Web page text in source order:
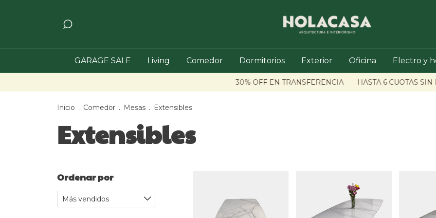
GARAGE SALE Living Comedor Dormitorios Exterior Oficina Electro y
30% OFF EN TRANSFERENCIA HASTA 6 CUOTAS SIN
Inicio . Comedor . Mesas . Extensibles
Extensibles
Ordenar por